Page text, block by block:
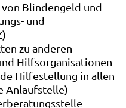
Blindengeld und
und
zu anderen
Hilfsorganisationen
Hilfestellung in allen
Anlaufstelle)